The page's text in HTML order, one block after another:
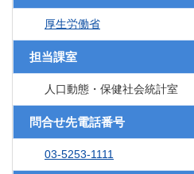
厚生労働省
担当課室
人口動態・保健社会統計室
問合せ先電話番号
03-5253-1111